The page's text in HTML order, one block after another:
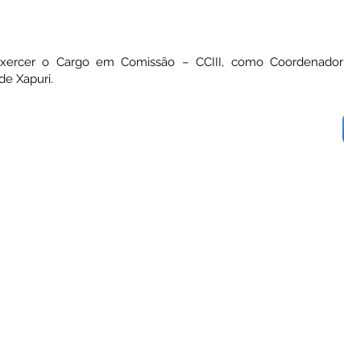
o Cargo em Comissão – CCIII, como Coordenador
Xapuri.